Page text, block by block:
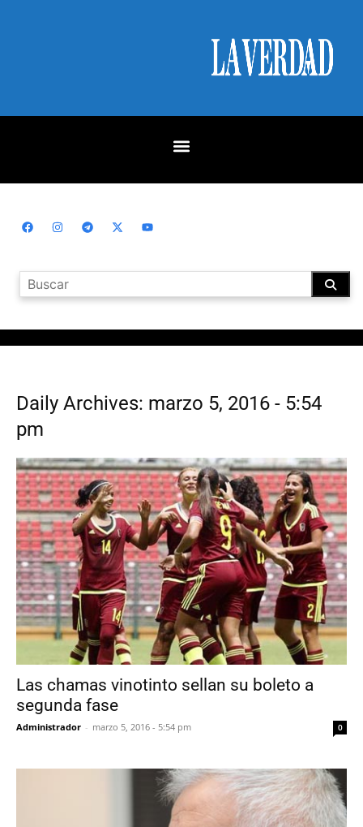
Daily Archives: marzo 5, 2016 - 5:54
pm
Las chamas vinotinto sellan su boleto a
segunda fase
Administrador - marzo 5, 2016 - 5:54 pm 0